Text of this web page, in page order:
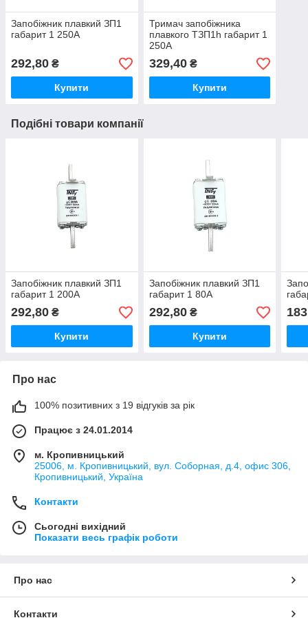
Запобіжник плавкий ЗП1
габарит 1 250А
292,80 ₴
Купити
Тримач запобіжника
плавкого ТЗП1h габарит 1
250А
329,40₴
Купити
Подібні товари компанії
Запобіжник плавкий ЗП1
габарит 1 200А
292,80 ₴
Купити
Запобіжник плавкий ЗП1
габарит 1 80А
292,80₴
Купити
183
Про нас
100% позитивних з 19 відгуків за рік
Працює з 24.01.2014
м. Кропивницький
25006, м. Кропивницький, вул. Соборная, д.4, офис 306,
Кропивницький, Україна
Контакти
Сьогодні вихідний
Показати весь графік роботи
Про нас
Контакти